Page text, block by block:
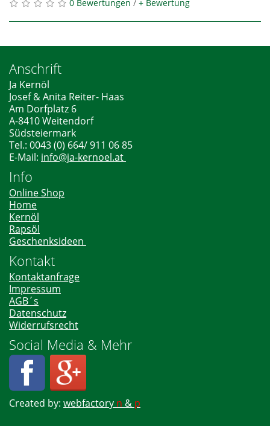
0 Bewertungen / + Bewertung
Anschrift
Ja Kernöl
Josef & Anita Reiter- Haas
Am Dorfplatz 6
A-8410 Weitendorf
Südsteiermark
Tel.: 0043 (0) 664/ 911 06 85
E-Mail: info@ja-kernoel.at
Info
Online Shop
Home
Kernöl
Rapsöl
Geschenksideen
Kontakt
Kontaktanfrage
Impressum
AGB´s
Datenschutz
Widerrufsrecht
Social Media & Mehr
Created by: webfactory n & p